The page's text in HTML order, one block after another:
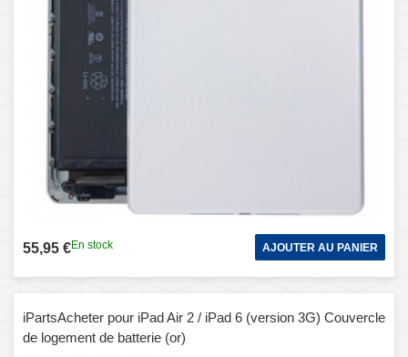
55,95 €En stock AJOUTER AU PANIER
iPartsAcheter pour iPad Air 2 / iPad 6 (version 3G) Couvercle
de logement de batterie (or)